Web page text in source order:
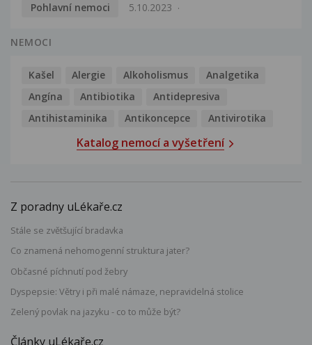
Pohlavní nemoci
5.10.2023
NEMOCI
Kašel Alergie Alkoholismus
Analgetika
Angína
Antibiotika
Antidepresiva
Antihistaminika
Antikoncepce Antivirotika
Katalog nemocí a vyšetření
Z poradny uLékaře.cz
Stále se zvětšující bradavka
Co znamená nehomogenní struktura jater?
Občasné píchnutí pod žebry
Dyspepsie: Větry i při malé námaze, nepravidelná stolice
Zelený povlak na jazyku - co to může být?
Články uLékaře.cz